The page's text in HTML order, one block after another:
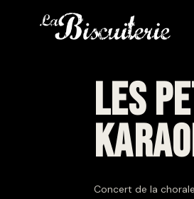
LES
Concert de la